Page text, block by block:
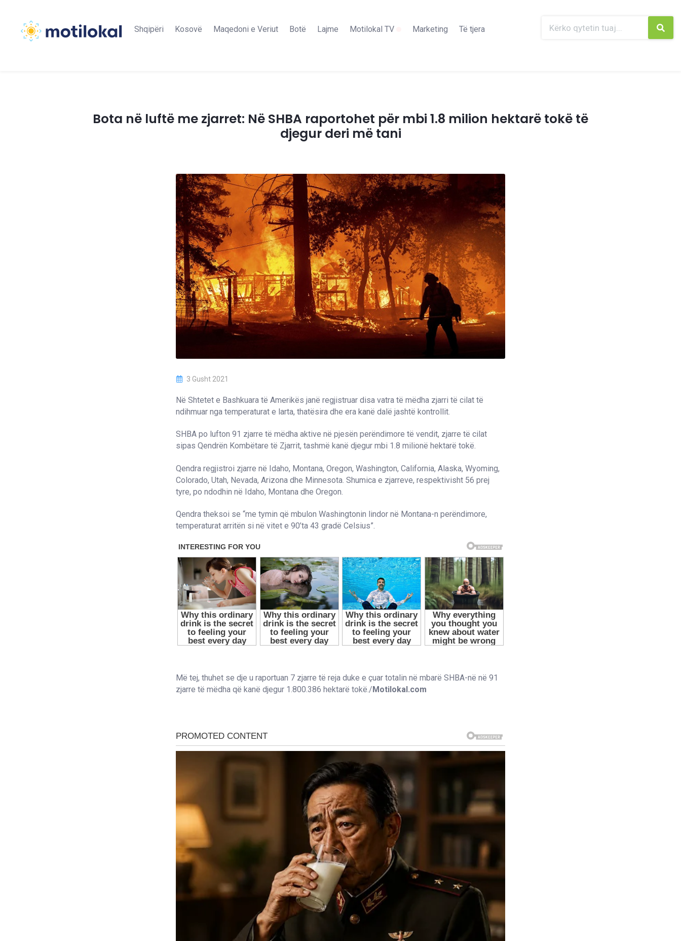
Shqipëri Kosovë Maqedoni e Veriut Botë Lajme Motilokal TV Marketing Të tjera
Bota në luftë me zjarret: Në SHBA raportohet për mbi 1.8 milion hektarë tokë të
djegur deri më tani
3 Gusht 2021
Në Shtetet e Bashkuara të Amerikës janë regjistruar disa vatra të mëdha zjarri të cilat të
ndihmuar nga temperaturat e larta, thatësira dhe era kanë dalë jashtë kontrollit.
SHBA po lufton 91 zjarre të mëdha aktive në pjesën perëndimore të vendit, zjarre të cilat
sipas Qendrën Kombëtare të Zjarrit, tashmë kanë djegur mbi 1.8 milionë hektarë tokë.
Qendra regjistroi zjarre në Idaho, Montana, Oregon, Washington, California, Alaska, Wyoming,
Colorado, Utah, Nevada, Arizona dhe Minnesota. Shumica e zjarreve, respektivisht 56 prej
tyre, po ndodhin në Idaho, Montana dhe Oregon.
Qendra theksoi se “me tymin që mbulon Washingtonin lindor në Montana-n perëndimore,
temperaturat arritën si në vitet e 90’ta 43 gradë Celsius”.
Më tej, thuhet se dje u raportuan 7 zjarre të reja duke e çuar totalin në mbarë SHBA-në në 91
zjarre të mëdha që kanë djegur 1.800.386 hektarë tokë./Motilokal.com